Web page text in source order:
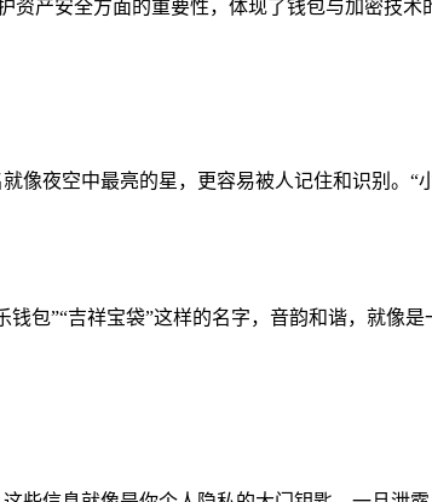
产安全方面的重要性，体现了钱包与加密技术
像夜空中最亮的星，更容易被人记住和识别。“
包”“吉祥宝袋”这样的名字，音韵和谐，就像